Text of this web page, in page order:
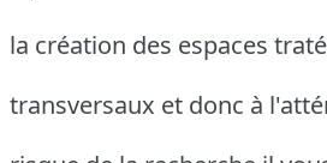
la création des espaces
transversaux et donc à